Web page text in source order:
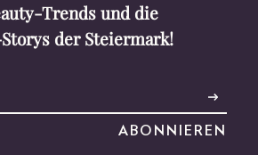
Trends und die
der Steiermark!